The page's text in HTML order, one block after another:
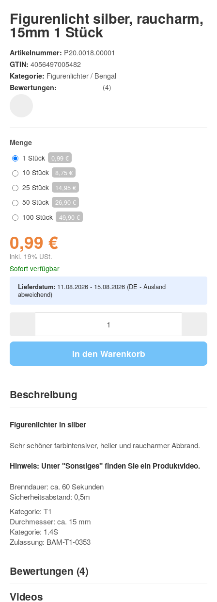
Figurenlicht silber, raucharm,
15mm 1 Stück
Artikelnummer: P20.0018.00001
GTIN: 4056497005482
Kategorie: Figurenlichter / Bengal
Bewertungen: (4)
Menge
1 Stück
0,99 €
10 Stück 8,75 €
25 Stück 14,95 €
50 Stück 26,90 €
100 Stück 49,90 €
0,99 €
inkl. 19% USt.
Sofort verfügbar
Lieferdatum: 11.08.2026 - 15.08.2026 (DE - Ausland
abweichend)
In den Warenkorb
Beschreibung
Figurenlichter in silber
Sehr schöner farbintensiver, heller und raucharmer Abbrand.
Hinweis: Unter "Sonstiges" finden Sie ein Produktvideo.
Brenndauer: ca. 60 Sekunden
Sicherheitsabstand: 0,5m
Kategorie: T1
Durchmesser: ca. 15 mm
Kategorie: 1.4S
Zulassung: BAM-T1-0353
Bewertungen (4)
Videos